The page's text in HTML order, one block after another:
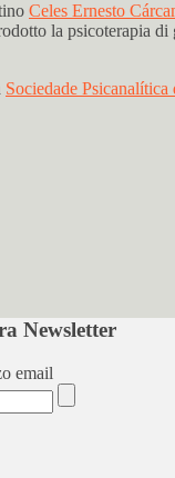
Celes Ernesto
la psicoterapia
Sociedade
Newsletter
email